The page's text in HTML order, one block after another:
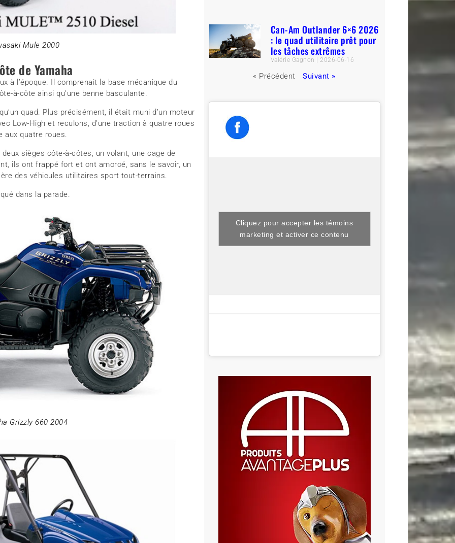
Mule 2000
de Yamaha
à l’époque. Il comprenait la base mécanique du
à-côte ainsi qu’une benne basculante.
quad. Plus précisément, il était muni d’un moteur
Low-High et reculons, d’une traction à quatre roues
aux quatre roues.
sièges côte-à-côtes, un volant, une cage de
ils ont frappé fort et ont amorcé, sans le savoir, un
des véhicules utilitaires sport tout-terrains.
dans la parade.
Grizzly 660 2004
Can-Am Outlander 6×6 2026
: le quad utilitaire prêt pour
les tâches extrêmes
Valérie Gagnon 2026-06-16
« Précédent Suivant »
Cliquez pour accepter les témoins
marketing et activer ce contenu